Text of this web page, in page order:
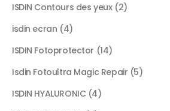
ISDIN Contours des yeux 2
isdin ecran 4
ISDIN Fotoprotector 14
Isdin Fotoultra Magic Repair 5
ISDIN HYALURONIC 4